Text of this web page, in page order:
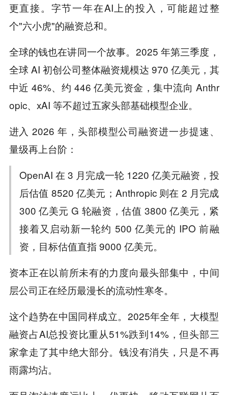
更直接。字节一年在AI上的投入，可能超过整
个"六小虎"的融资总和。
全球的钱也在讲同一个故事。2025 年第三季度，
全球 AI 初创公司整体融资规模达 970 亿美元，其
中近 46%、约 446 亿美元资金，集中流向 Anthr
opic、xAI 等不超过五家头部基础模型企业。
进入 2026 年，头部模型公司融资进一步提速、
量级再上台阶：
OpenAI 在 3 月完成一轮 1220 亿美元融资，投
后估值 8520 亿美元；Anthropic 则在 2 月完成
300 亿美元 G 轮融资，估值 3800 亿美元，紧
接着又启动新一轮约 500 亿美元的 IPO 前融
资，目标估值直指 9000 亿美元。
资本正在以前所未有的力度向最头部集中，中间
层公司正在经历最漫长的流动性寒冬。
这个趋势在中国同样成立。2025年全年，大模型
融资占AI总投资比重从51%跌到14%，但头部三
家拿走了其中绝大部分。钱没有消失，只是不再
雨露均沾。